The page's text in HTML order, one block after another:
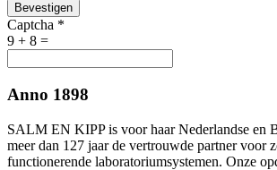
Bevestigen
Captcha *
9 + 8 =
Anno 1898
SALM EN KIPP is voor haar Nederlandse en
meer dan 127 jaar de vertrouwde partner voor
functionerende laboratoriumsystemen. Onze